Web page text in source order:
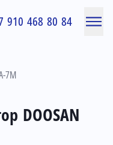
910 468 80 84
7M
DOOSAN